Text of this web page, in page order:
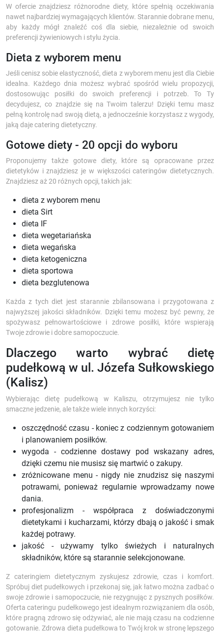
W ofercie znajdziesz różnorodne diety, które spełnią oczekiwania
nawet najbardziej wymagających klientów. Starannie dobrane menu,
aby każdy mógł znaleźć coś dla siebie, niezależnie od swoich
preferencji żywieniowych i stylu życia.
Dieta z wyborem menu
Jeśli cenisz sobie elastyczność, dieta z wyborem menu jest dla Ciebie
idealna. Każdego dnia możesz wybrać spośród wielu propozycji,
dostosowując posiłki do swoich preferencji i potrzeb. To Ty
decydujesz, co znajdzie się na Twoim talerzu! Dzięki temu masz
pełną kontrolę nad swoją dietą, a jednocześnie korzystasz z wygody,
jaką daje catering dietetyczny.
Gotowe diety - 20 opcji do wyboru
Proponujemy także gotowe diety, które są opracowane przez
dietetyków i znajdziesz je w większości cateringów dietetycznych.
Znajdziesz aż 20 różnych opcji, takich jak:
dieta z wyborem menu
dieta Sirt
dieta IF
dieta wegetariańska
dieta wegańska
dieta ketogeniczna
dieta sportowa
dieta bezglutenowa
Każda z tych diet jest starannie zbilansowana i przygotowana z
najwyższej jakości składników. Dzięki temu możesz być pewny, że
spożywasz pełnowartościowe i zdrowe posiłki, które wspierają
Twoje zdrowie i dobre samopoczucie.
Dlaczego warto wybrać dietę
pudełkową w ul. Józefa Sułkowskiego
(Kalisz)
Wybierając dietę pudełkową w Kaliszu, otrzymujesz nie tylko
smaczne jedzenie, ale także wiele innych korzyści:
oszczędność czasu - koniec z codziennym gotowaniem
i planowaniem posiłków.
wygoda - codzienne dostawy pod wskazany adres,
dzięki czemu nie musisz się martwić o zakupy.
zróżnicowane menu - nigdy nie znudzisz się naszymi
potrawami, ponieważ regularnie wprowadzamy nowe
dania.
profesjonalizm - współpraca z doświadczonymi
dietetykami i kucharzami, którzy dbają o jakość i smak
każdej potrawy.
jakość - używamy tylko świeżych i naturalnych
składników, które są starannie selekcjonowane.
Z cateringiem dietetycznym zyskujesz zdrowie, czas i komfort.
Spróbuj diet pudełkowych i przekonaj się, jak łatwo można zadbać o
swoje zdrowie i samopoczucie, nie rezygnując z pysznych posiłków.
Oferta cateringu pudełkowego jest idealnym rozwiązaniem dla osób,
które pragną zdrowo się odżywiać, ale nie mają czasu na codzienne
gotowanie. Zdrowa dieta pudełkowa to Twój krok w stronę lepszego